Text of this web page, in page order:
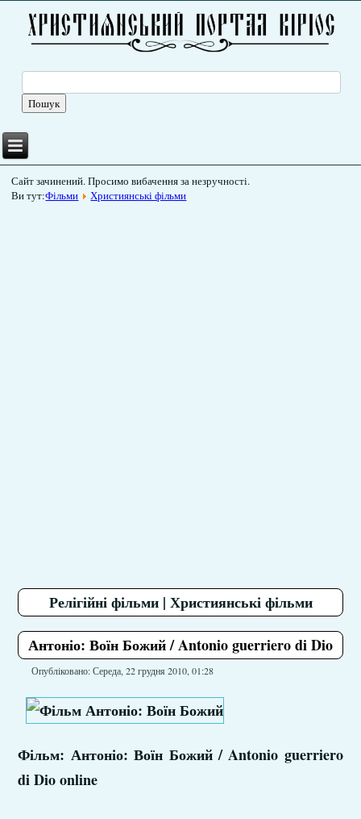
Сайт зачинений. Просимо вибачення за незручності.
Ви тут:Фільми Християнські фільми
Релігійні фільми | Християнські фільми
Антоніо: Воїн Божий / Antonio guerriero di Dio
Опубліковано: Середа, 22 грудня 2010, 01:28
Фільм: Антоніо: Воїн Божий / Antonio guerriero
di Dio online